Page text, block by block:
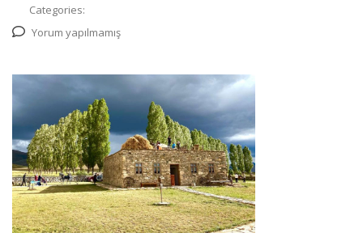
Categories:
Yorum yapılmamış